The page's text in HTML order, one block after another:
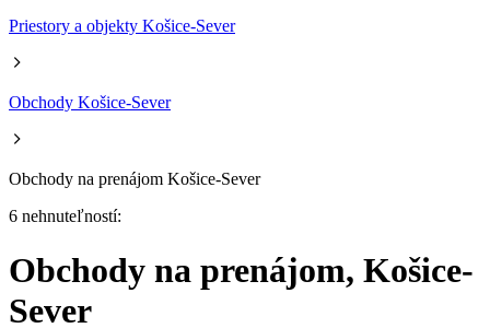
Priestory a objekty Košice-Sever
Obchody Košice-Sever
Obchody na prenájom Košice-Sever
6 nehnuteľností:
Obchody na prenájom, Košice-
Sever